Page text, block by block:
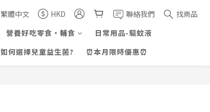
繁體中文 HKD 聯絡我們
找商品
營養好吃零食・輔食
日常用品-驅蚊液
如何選擇兒童益生菌? ⏰本月限時優惠⏰